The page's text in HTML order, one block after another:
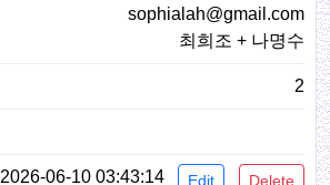
sophialah@gmail.com
최희조 + 나명수
2
2026-06-10 03:43:14 Edit Delete